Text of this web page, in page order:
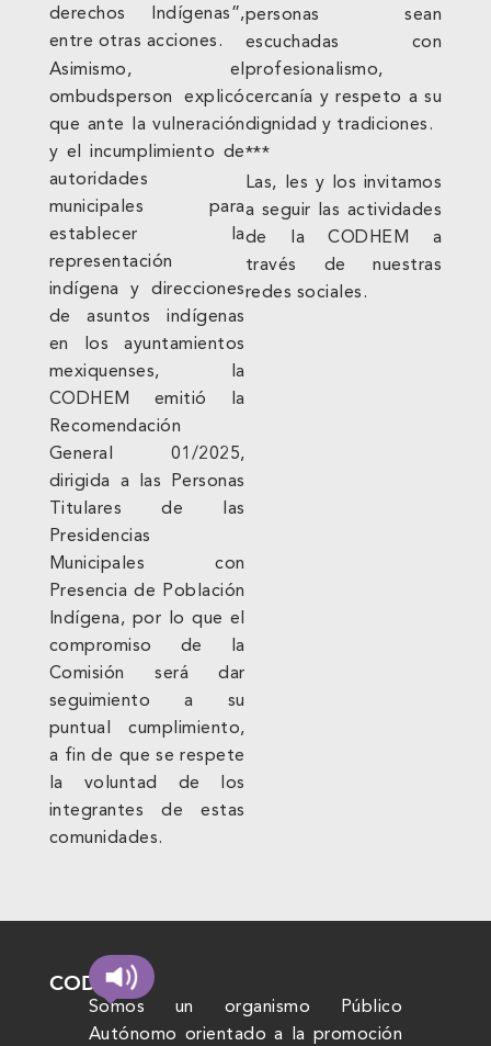
derechos Indígenas”,
entre otras acciones.
Asimismo, el
ombudsperson explicó
que ante la vulneración
y el incumplimiento de
autoridades
municipales para
establecer la
representación
indígena y direcciones
de asuntos indígenas
en los ayuntamientos
mexiquenses, la
CODHEM emitió la
Recomendación
General 01/2025,
dirigida a las Personas
Titulares de las
Presidencias
Municipales con
Presencia de Población
Indígena, por lo que el
compromiso de la
Comisión será dar
seguimiento a su
puntual cumplimiento,
a fin de que se respete
la voluntad de los
integrantes de estas
comunidades.
personas sean
escuchadas con
profesionalismo,
cercanía y respeto a su
dignidad y tradiciones.
***
Las, les y los invitamos
a seguir las actividades
de la CODHEM a
través de nuestras
redes sociales.
CODHEM
Somos un organismo Público
Autónomo orientado a la promoción